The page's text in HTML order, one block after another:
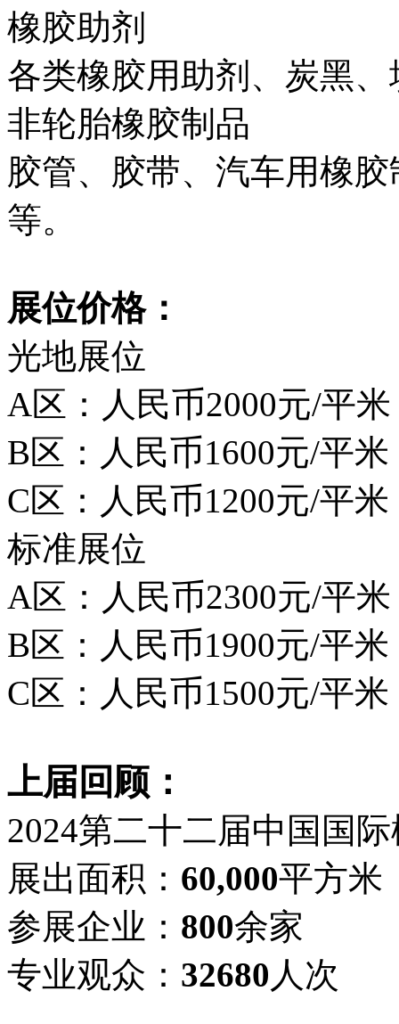
橡胶助剂
各类橡胶用助剂、炭黑
非轮胎橡胶制品
胶管、胶带、汽车用橡
等。
展位价格：
光地展位
A区：人民币2000元/平米
B区：人民币1600元/平米
C区：人民币1200元/平米
标准展位
A区：人民币2300元/平米
B区：人民币1900元/平米
C区：人民币1500元/平米
上届回顾：
2024第二十二届中国国
展出面积： 60,000平方米
参展企业： 800余家
专业观众： 32680 人次